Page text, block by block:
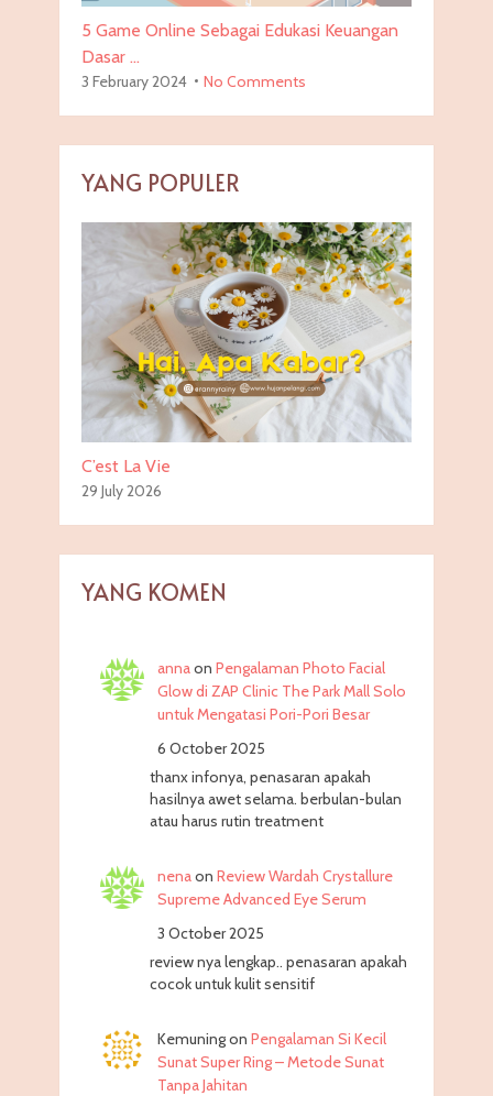
5 Game Online Sebagai Edukasi Keuangan
Dasar …
3 February 2024 No Comments
YANG POPULER
C’est La Vie
29 July 2026
YANG KOMEN
annaon Pengalaman Photo Facial
Glow di ZAP Clinic The Park Mall Solo
untuk Mengatasi Pori-Pori Besar
6 October 2025
thanx infonya, penasaran apakah
hasilnya awet selama. berbulan-bulan
atau harus rutin treatment
nenaon Review Wardah Crystallure
Supreme Advanced Eye Serum
3 October 2025
review nya lengkap.. penasaran apakah
cocok untuk kulit sensitif
Kemuningon Pengalaman Si Kecil
Sunat Super Ring – Metode Sunat
Tanpa Jahitan